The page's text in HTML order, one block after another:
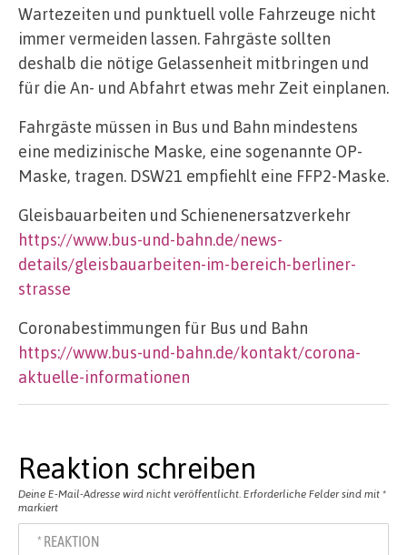
Wartezeiten und punktuell volle Fahrzeuge nicht
immer vermeiden lassen. Fahrgäste sollten
deshalb die nötige Gelassenheit mitbringen und
für die An- und Abfahrt etwas mehr Zeit einplanen.
Fahrgäste müssen in Bus und Bahn mindestens
eine medizinische Maske, eine sogenannte OP-
Maske, tragen. DSW21 empfiehlt eine FFP2-Maske.
Gleisbauarbeiten und Schienenersatzverkehr
https://www.bus-und-bahn.de/news-
details/gleisbauarbeiten-im-bereich-berliner-
strasse
Coronabestimmungen für Bus und Bahn
https://www.bus-und-bahn.de/kontakt/corona-
aktuelle-informationen
Reaktion schreiben
Deine E-Mail-Adresse wird nicht veröffentlicht. Erforderliche Felder sind mit *
markiert